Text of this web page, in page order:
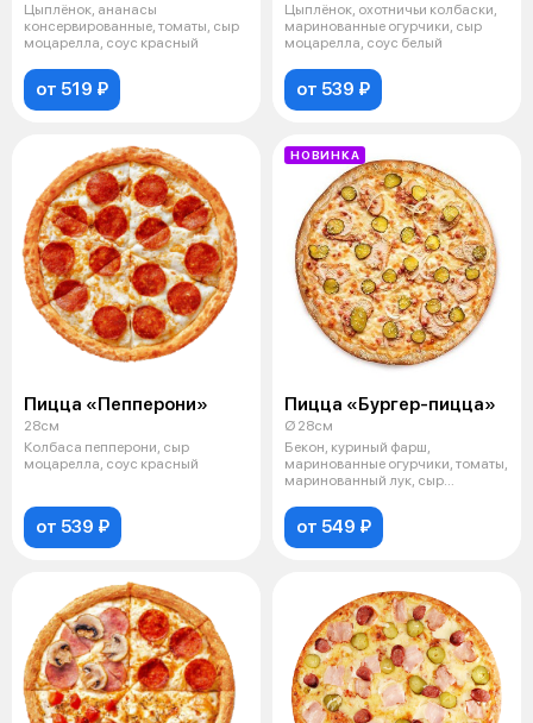
Цыплёнок, ананасы
консервированные, томаты, сыр
моцарелла, соус красный
от 519 ₽
Цыплёнок, охотничьи колбаски,
маринованные огурчики, сыр
моцарелла, соус белый
от 539 ₽
Пицца «Пепперони»
28см
Колбаса пепперони, сыр
моцарелла, соус красный
от 539 ₽
НОВИНКА
Пицца «Бургер-пицца»
Ø 28см
Бекон, куриный фарш,
маринованные огурчики, томаты,
маринованный лук, сыр
от 549 ₽